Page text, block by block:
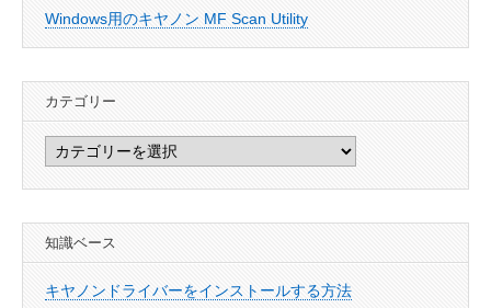
Windows用のキヤノン MF Scan Utility
カテゴリー
リ
知識ベース
キヤノンドライバーをインストールする方法